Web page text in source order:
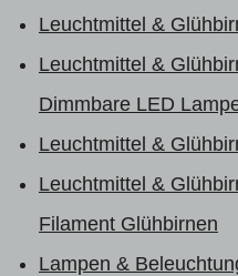
Leuchtmittel &
Leuchtmittel &
Dimmbare LED
Leuchtmittel &
Leuchtmittel &
Filament Glühbirnen
Lampen &